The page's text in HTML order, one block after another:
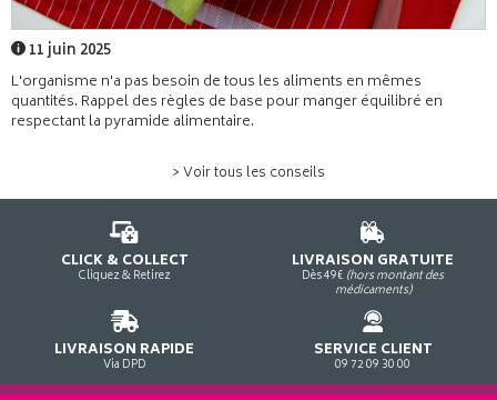
11 juin 2025
L'organisme n'a pas besoin de tous les aliments en mêmes
quantités. Rappel des règles de base pour manger équilibré en
respectant la pyramide alimentaire.
> Voir tous les conseils
CLICK & COLLECT
Cliquez & Retirez
LIVRAISON GRATUITE
Dès 49€ (hors montant des
médicaments)
LIVRAISON RAPIDE
Via DPD
SERVICE CLIENT
09 72 09 30 00